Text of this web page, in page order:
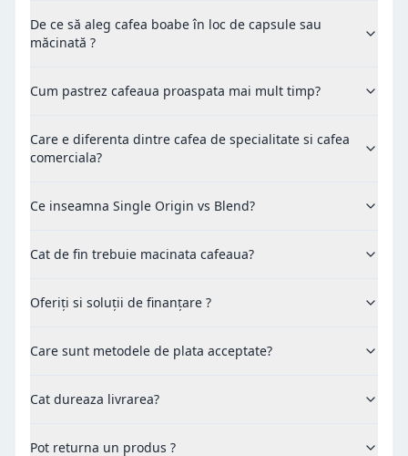
De ce să aleg cafea boabe în loc de capsule sau
măcinată ?
Cum pastrez cafeaua proaspata mai mult timp?
Care e diferenta dintre cafea de specialitate si cafea
comerciala?
Ce inseamna Single Origin vs Blend?
Cat de fin trebuie macinata cafeaua?
Oferiți si soluții de finanțare ?
Care sunt metodele de plata acceptate?
Cat dureaza livrarea?
Pot returna un produs ?